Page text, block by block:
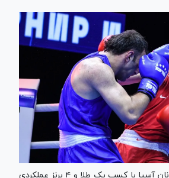
بوکس‌ ایران در رده جوانان آسیا با کسب یک طلا و ۴ برنز عملکردی